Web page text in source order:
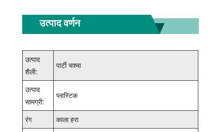
उत्पाद वर्णन
उत्पाद
शैली:
पार्टी चश्मा
उत्पाद
सामग्री:
प्लास्टिक
रंग
काला हरा